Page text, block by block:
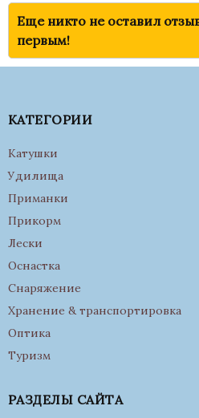
Еще никто не оставил
первым!
КАТЕГОРИИ
Катушки
Удилища
Приманки
Прикорм
Лески
Оснастка
Снаряжение
Хранение & транспортировка
Оптика
Туризм
РАЗДЕЛЫ САЙТА